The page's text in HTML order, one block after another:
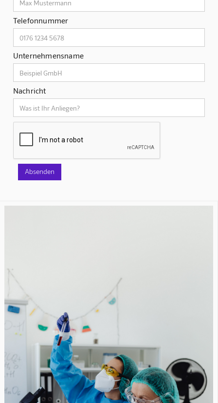
Telefonnummer
Unternehmensname
Nachricht